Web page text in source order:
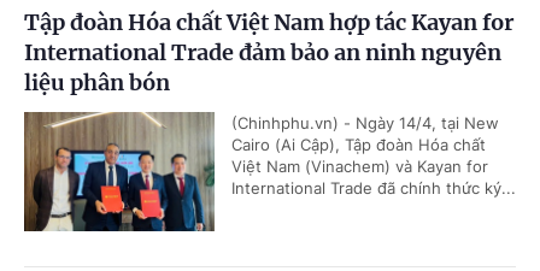
Tập đoàn Hóa chất Việt Nam hợp tác Kayan for
International Trade đảm bảo an ninh nguyên
liệu phân bón
(Chinhphu.vn) - Ngày 14/4, tại New
Cairo (Ai Cập), Tập đoàn Hóa chất
Việt Nam (Vinachem) và Kayan for
International Trade đã chính thức ký...